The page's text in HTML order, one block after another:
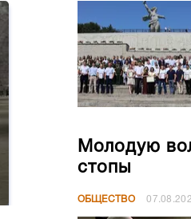
Молодую
стопы
ОБЩЕСТВО